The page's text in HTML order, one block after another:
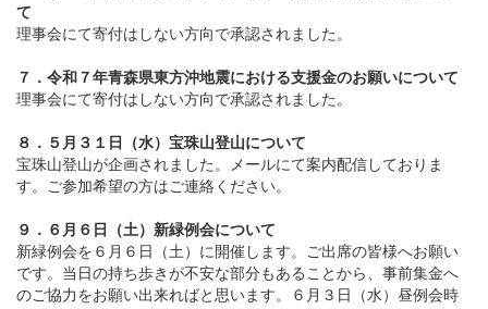
て
理事会にて寄付はしない方向で承認されました。
７．令和７年青森県東方沖地震における支援金のお願いについて
理事会にて寄付はしない方向で承認されました。
８．５月３１日（水）宝珠山登山について
宝珠山登山が企画されました。メールにて案内配信しておりま
す。ご参加希望の方はご連絡ください。
９．６月６日（土）新緑例会について
新緑例会を６月６日（土）に開催します。ご出席の皆様へお願い
です。当日の持ち歩きが不安な部分もあることから、事前集金へ
のご協力をお願い出来ればと思います。６月３日（水）昼例会時